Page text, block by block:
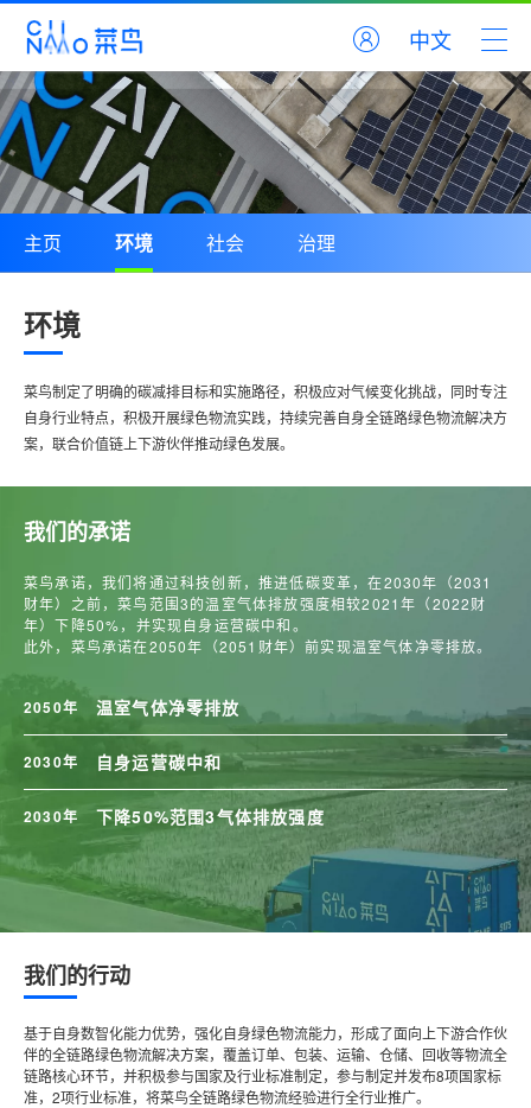
中文
主页 环境 社会 治理
环境
菜鸟制定了明确的碳减排目标和实施路径，积极应对气候变化挑战，同时专注
自身行业特点，积极开展绿色物流实践，持续完善自身全链路绿色物流解决方
案，联合价值链上下游伙伴推动绿色发展。
我们的承诺
菜鸟承诺，我们将通过科技创新，推进低碳变革，在2030年（2031
财年）之前，菜鸟范围3的温室气体排放强度相较2021年（2022财
年）下降50%，并实现自身运营碳中和。
此外，菜鸟承诺在2050年（2051财年）前实现温室气体净零排放。
2050年 温室气体净零排放
2030年 自身运营碳中和
2030年 下降50%范围3气体排放强度
我们的行动
基于自身数智化能力优势，强化自身绿色物流能力，形成了面向上下游合作伙
伴的全链路绿色物流解决方案，覆盖订单、包装、运输、仓储、回收等物流全
链路核心环节，并积极参与国家及行业标准制定，参与制定并发布8项国家标
准，2项行业标准，将菜鸟全链路绿色物流经验进行全行业推广。